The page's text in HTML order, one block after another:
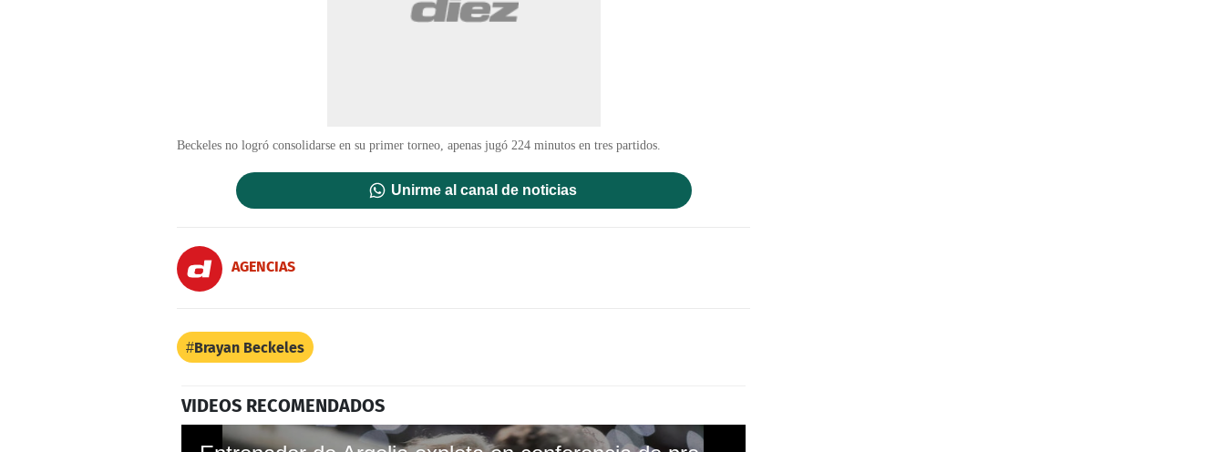
Beckeles no logró consolidarse en su primer torneo, apenas jugó 224 minutos en tres partidos.
Unirme al canal de noticias
AGENCIAS
Brayan Beckeles
VIDEOS RECOMENDADOS